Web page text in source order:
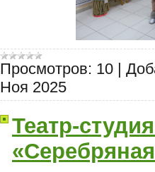
Просмотров: 10
Ноя 2025
Театр-